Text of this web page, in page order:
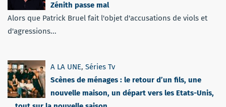
Zénith passe mal
Alors que Patrick Bruel fait l'objet d'accusations de viols et
d'agressions...
A LA UNE, Séries Tv
Scènes de ménages : le retour d’un fils, une
nouvelle maison, un départ vers les Etats-Unis,